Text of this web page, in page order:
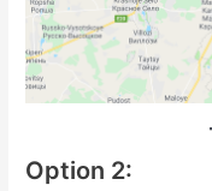
Option 2: